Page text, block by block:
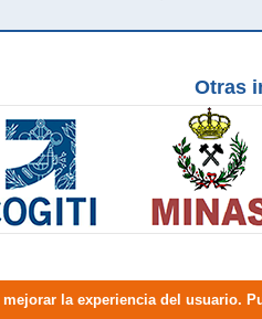
la experiencia del usuario.
Otras